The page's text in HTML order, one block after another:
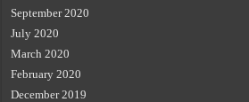
September 2020
July 2020
March 2020
February 2020
December 2019